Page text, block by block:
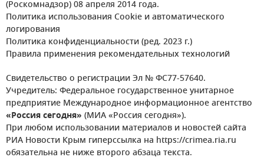
(Роскомнадзор) 08 апреля 2014 года.
Политика использования Cookie и автоматического
логирования
Политика конфиденциальности (ред. 2023 г.)
Правила применения рекомендательных технологий
Свидетельство о регистрации Эл № ФС77-57640.
Учредитель: Федеральное государственное унитарное
предприятие Международное информационное агентство
«Россия сегодня» (МИА «Россия сегодня»).
При любом использовании материалов и новостей сайта
РИА Новости Крым гиперссылка на https://crimea.ria.ru
обязательна не ниже второго абзаца текста.